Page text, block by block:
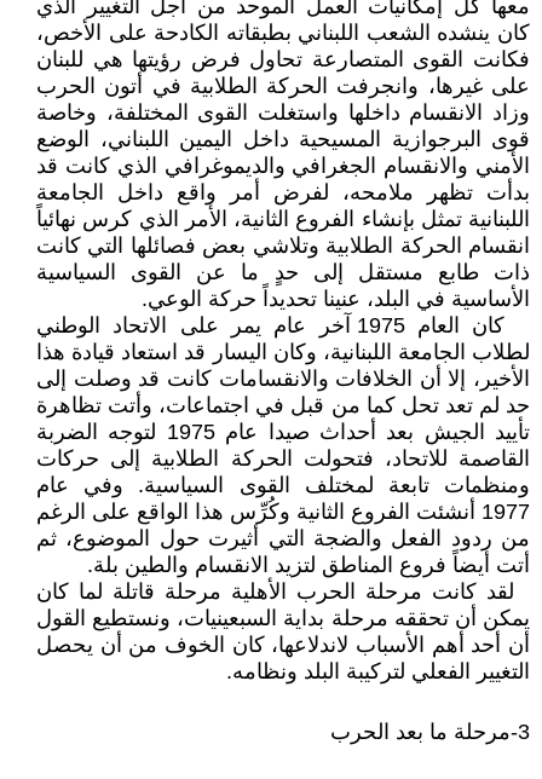
معها كل إمكانيات العمل الموحد من أجل التغيير الذي
كان ينشده الشعب اللبناني بطبقاته الكادحة على الأخص،
فكانت القوى المتصارعة تحاول فرض رؤيتها هي للبنان
على غيرها، وانجرفت الحركة الطلابية في أتون الحرب
وزاد الانقسام داخلها واستغلت القوى المختلفة، وخاصة
قوى البرجوازية المسيحية داخل اليمين اللبناني، الوضع
الأمني والانقسام الجغرافي والديموغرافي الذي كانت قد
بدأت تظهر ملامحه، لفرض أمر واقع داخل الجامعة
اللبنانية تمثل بإنشاء الفروع الثانية، الأمر الذي كرس نهائياً
انقسام الحركة الطلابية وتلاشي بعض فصائلها التي كانت
ذات طابع مستقل إلى حدٍ ما عن القوى السياسية
الأساسية في البلد، عنينا تحديداً حركة الوعي.
كان العام 1975 آخر عام يمر على الاتحاد الوطني
لطلاب الجامعة اللبنانية، وكان اليسار قد استعاد قيادة هذا
الأخير، إلا أن الخلافات والانقسامات كانت قد وصلت إلى
حد لم تعد تحل كما من قبل في اجتماعات، وأتت تظاهرة
تأييد الجيش بعد أحداث صيدا عام 1975 لتوجه الضربة
القاصمة للاتحاد، فتحولت الحركة الطلابية إلى حركات
ومنظمات تابعة لمختلف القوى السياسية. وفي عام
1977 أنشئت الفروع الثانية وكُرِّس هذا الواقع على الرغم
من ردود الفعل والضجة التي أثيرت حول الموضوع، ثم
أتت أيضاً فروع المناطق لتزيد الانقسام والطين بلة.
لقد كانت مرحلة الحرب الأهلية مرحلة قاتلة لما كان
يمكن أن تحققه مرحلة بداية السبعينيات، ونستطيع القول
أن أحد أهم الأسباب لاندلاعها، كان الخوف من أن يحصل
التغيير الفعلي لتركيبة البلد ونظامه.
3-مرحلة ما بعد الحرب